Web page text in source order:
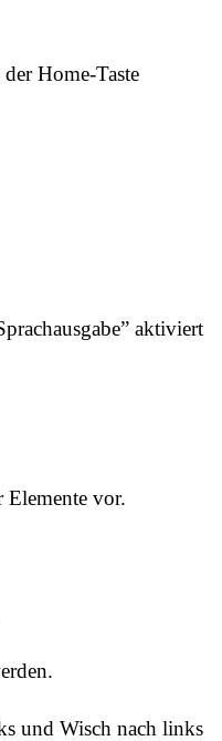
Home-Taste
aktiviert
Elemente vor.
und Wisch nach links